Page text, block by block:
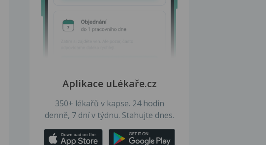
Aplikace uLékaře.cz
350+ lékařů v kapse. 24 hodin
denně, 7 dní v týdnu. Stahujte dnes.